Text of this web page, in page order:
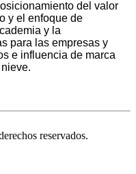
del valor
y el enfoque de
y la
para las empresas y
e influencia de marca
reservados.